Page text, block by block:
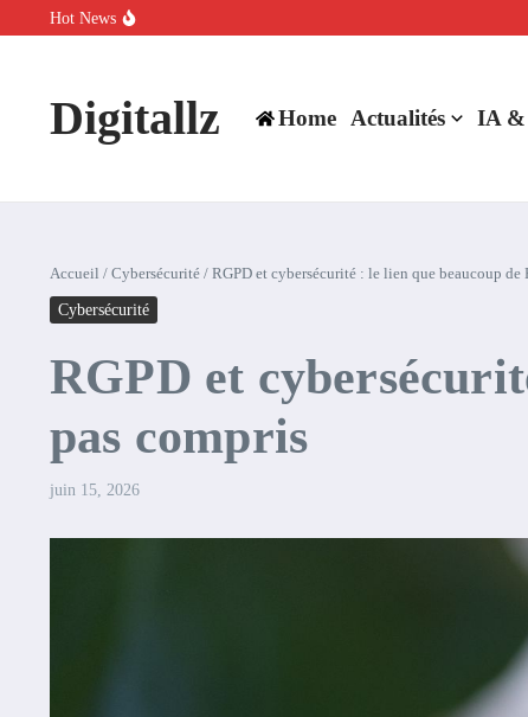
Aller au contenu
Hot News
Comment l’IA simplifie la data de caisse pour la transformer en
Digitallz Home Actualités IA &
Accueil / Cybersécurité / RGPD et cybersécurité : le lien que beaucoup
Cybersécurité
RGPD et
pas compris
juin 15, 2026